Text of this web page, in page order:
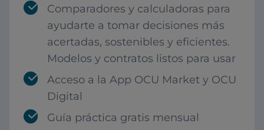
Comparadores y calculadoras para
ayudarte a tomar decisiones más
acertadas, sostenibles y eficientes.
Modelos y contratos listos para usar
Acceso a la App OCU Market y OCU
Digital
Guía práctica gratis mensual